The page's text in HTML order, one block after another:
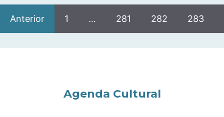
Anterior 1 … 281 282 283
Agenda Cultural